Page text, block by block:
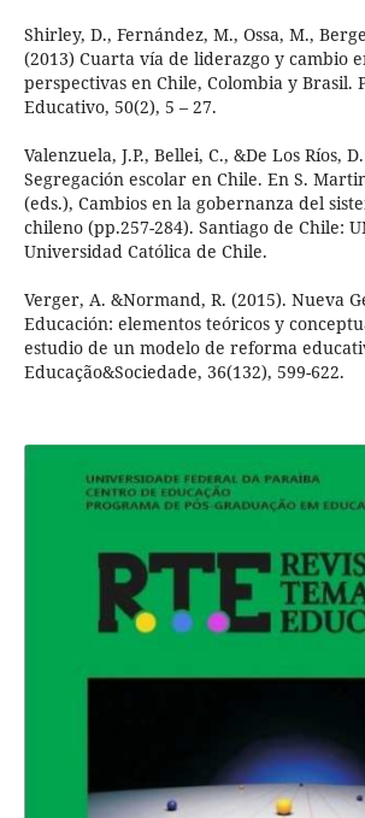
Shirley, D., Fernández, M., Ossa, M.,
(2013) Cuarta vía de liderazgo y cambio
perspectivas en Chile, Colombia y Brasil.
Educativo, 50(2), 5 – 27.
Valenzuela, J.P., Bellei, C., &De Los Ríos,
Segregación escolar en Chile. En S.
(eds.), Cambios en la gobernanza del
chileno (pp.257-284). Santiago de Chile:
Universidad Católica de Chile.
Verger, A. &Normand, R. (2015). Nueva
Educación: elementos teóricos y
estudio de un modelo de reforma
Educação&Sociedade, 36(132), 599-622.